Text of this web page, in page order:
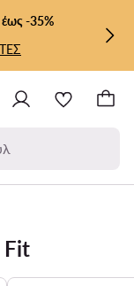
έως -35%
Fit